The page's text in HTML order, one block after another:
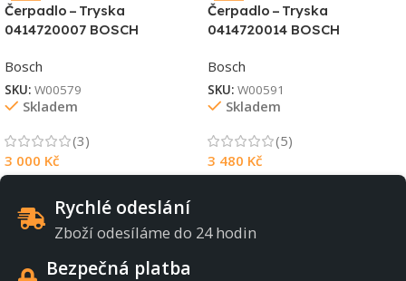
Čerpadlo – Tryska
0414720007 BOSCH
Bosch
SKU: W00579
Skladem
(3)
3 000 Kč
Čerpadlo – Tryska
0414720014 BOSCH
Bosch
SKU: W00591
Skladem
(5)
3 480 Kč
Rychlé odeslání
Zboží odesíláme do 24 hodin
Bezpečná platba